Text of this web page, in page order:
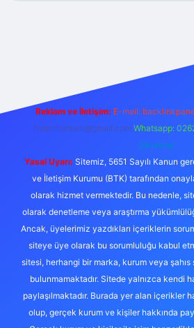
Reklam ve İletişim: E-mail:
forumhizmeti@gmail.com Whatsapp:
@karabul
Yasal Uyarı: Sitemiz, 5651 Sayılı Kanun
ve İletişim Kurumu (BTK) tarafından
olarak hizmet vermektedir. Bu nedenle,
olarak denetleme veya araştırma
Ancak, üyelerimiz yazdıkları içeriklerin
siteye üye olarak bu sorumluluğu kabul
sitesi, herhangi bir marka, kurum veya şahıs
bulunmamaktadır. Sitede yalnızca kendi
paylaşılmaktadır. Burada yer alan içerikler
olup, gerçek kurum ve kişiler hakkında